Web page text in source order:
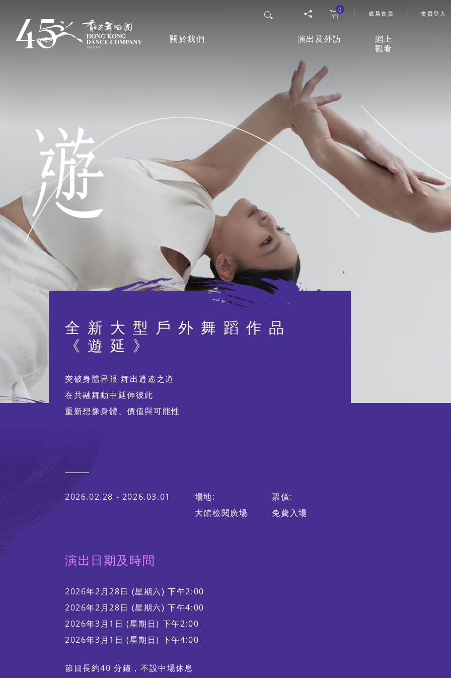
0
成爲會員 User
會員登入
主導覽en
關於我們
獎項
董事局、顧問及
行政人員
演出及外訪
香港舞蹈團四十五周年誌慶
26/27年度舞季
期間限定藝術展演
網上
觀看
節目
觀影
全新大型戶外舞蹈作品
《遊延》
突破身體界限 舞出逍遙之道
在共融舞動中延伸彼此
重新想像身體、價值與可能性
2026.02.28 - 2026.03.01
場地:
大館檢閱廣場
票價:
免費入場
演出日期及時間
2026年2月28日 (星期六) 下午2:00
2026年2月28日 (星期六) 下午4:00
2026年3月1日 (星期日) 下午2:00
2026年3月1日 (星期日) 下午4:00
節目長約40 分鐘，不設中場休息